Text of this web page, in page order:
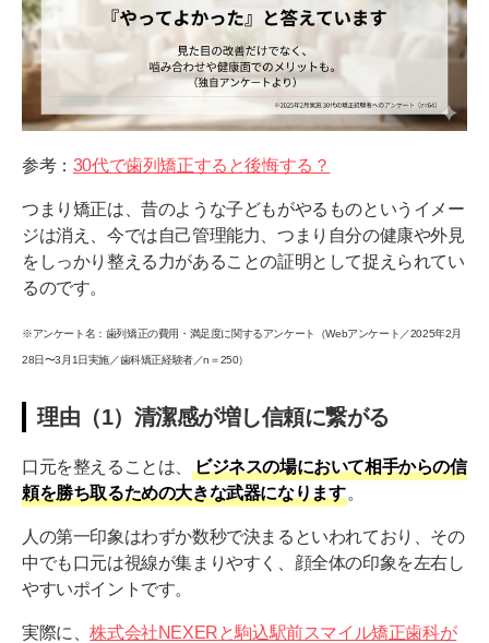
方法（2）装置が見えない歯の裏側矯正
方法（3）目立ちにくい表側矯正（審美ブラケット）
ビジネスシーンでの悩みへの対処法
対処法（1）商談での滑舌を維持する工夫
対処法（2）会食時に装置を扱うマナー
対処法（3）出張・転勤が多い方の歯科矯正
まとめ
参考： 30代で歯列矯正すると後悔する？
つまり矯正は、昔のような子どもがやるものというイメー
ジは消え、今では自己管理能力、つまり自分の健康や外見
をしっかり整える力があることの証明として捉えられてい
るのです。
※アンケート名：歯列矯正の費用・満足度に関するアンケート（Webアンケート／2025年2月
28日〜3月1日実施／歯科矯正経験者／n＝250）
理由（1）清潔感が増し信頼に繋がる
口元を整えることは、
ビジネスの場において相手からの信
頼を勝ち取るための大きな武器になります 。
人の第一印象はわずか数秒で決まるといわれており、その
中でも口元は視線が集まりやすく、顔全体の印象を左右し
やすいポイントです。
実際に、株式会社NEXERと駒込駅前スマイル矯正歯科が